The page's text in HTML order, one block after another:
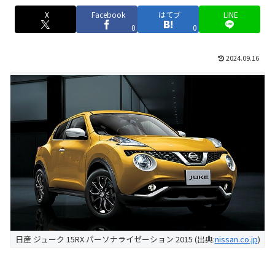
X
Facebook
0
はてブ
0
LINE
2024.09.16
日産 ジューク 15RX パーソナライゼーション 2015 (出典:nissan.co.jp)